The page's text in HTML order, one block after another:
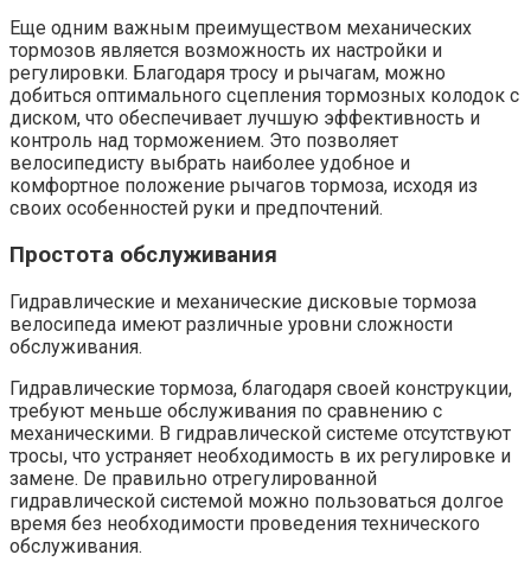
Еще одним важным преимуществом механических
тормозов является возможность их настройки и
регулировки. Благодаря тросу и рычагам, можно
добиться оптимального сцепления тормозных колодок с
диском, что обеспечивает лучшую эффективность и
контроль над торможением. Это позволяет
велосипедисту выбрать наиболее удобное и
комфортное положение рычагов тормоза, исходя из
своих особенностей руки и предпочтений.
Простота обслуживания
Гидравлические и механические дисковые тормоза
велосипеда имеют различные уровни сложности
обслуживания.
Гидравлические тормоза, благодаря своей конструкции,
требуют меньше обслуживания по сравнению с
механическими. В гидравлической системе отсутствуют
тросы, что устраняет необходимость в их регулировке и
замене. De правильно отрегулированной
гидравлической системой можно пользоваться долгое
время без необходимости проведения технического
обслуживания.